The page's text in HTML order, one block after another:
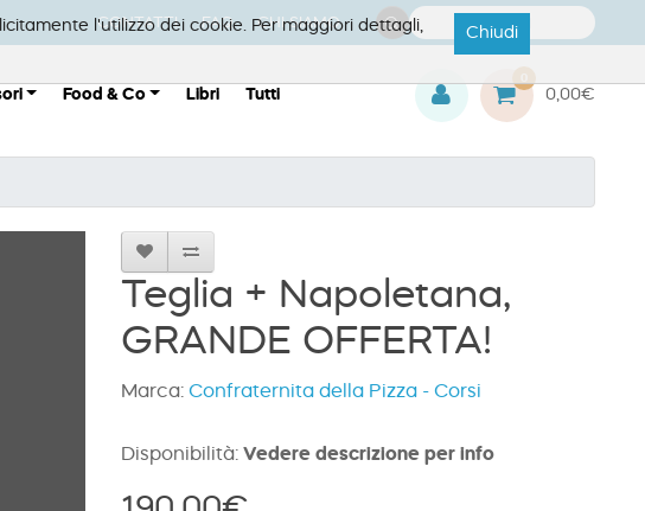
CHI SIAMO
FAQ
CONTATTI
Food & Co Libri Tutti 0,00€
Teglia + Napoletana,
GRANDE OFFERTA!
Marca: Confraternita della Pizza - Corsi
Disponibilità: Vedere descrizione per info
Chiudi
l'utilizzo dei cookie. Per maggiori dettagli,